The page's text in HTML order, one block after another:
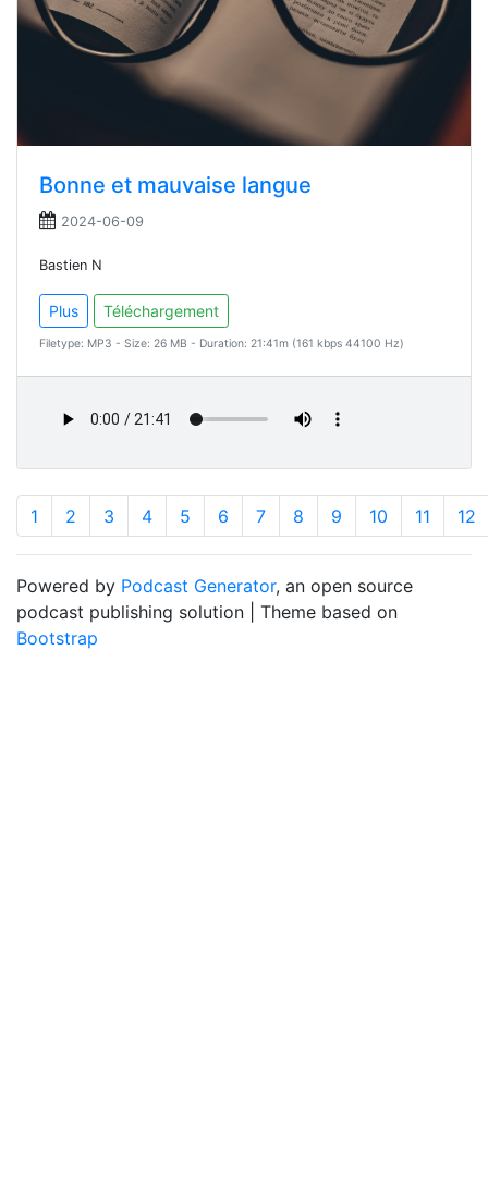
Bonne et mauvaise langue
2024-06-09
Bastien N
Plus Téléchargement
Filetype: MP3 - Size: 26 MB - Duration: 21:41m (161 kbps 44100 Hz)
1 2 3 4 5 6 7 8 9 10 11 12
Powered by Podcast Generator, an open source
podcast publishing solution | Theme based on
Bootstrap